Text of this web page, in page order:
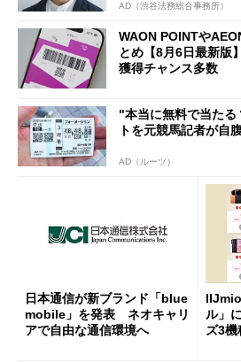
AD（渋谷法務総合事務所）
WAON POINTや
とめ【8月6日最新
獲得チャンス多数
"本当に無料で当た
トを元競馬記者が自
AD（ルーツ）
日本通信が新ブランド「blue
mobile」を発表 ネオキャリ
アで自由な通信環境へ
ル」
ズ3